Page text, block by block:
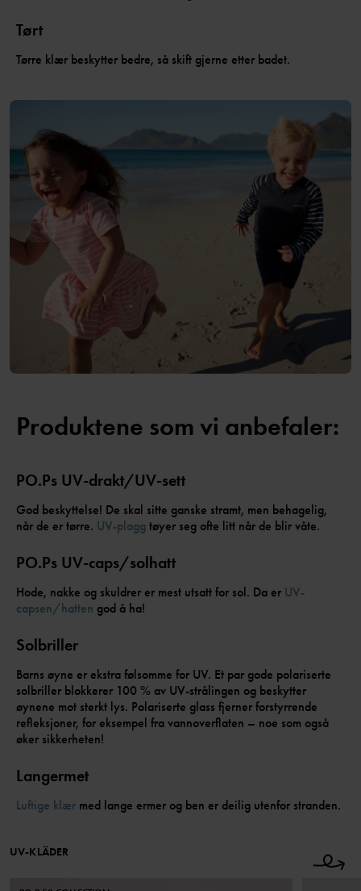
Tørt
Tørre klær beskytter bedre, så skift gjerne etter badet.
Produktene som vi anbefaler:
PO.Ps UV-drakt/UV-sett
God beskyttelse! De skal sitte ganske stramt, men behagelig,
når de er tørre. UV-plagg tøyer seg ofte litt når de blir våte.
PO.Ps UV-caps/solhatt
Hode, nakke og skuldrer er mest utsatt for sol. Da er UV-
capsen/hatten god å ha!
Solbriller
Barns øyne er ekstra følsomme for UV. Et par gode polariserte
solbriller blokkerer 100 % av UV-strålingen og beskytter
øynene mot sterkt lys. Polariserte glass fjerner forstyrrende
refleksjoner, for eksempel fra vannoverflaten – noe som også
øker sikkerheten!
Langermet
Luftige klær med lange ermer og ben er deilig utenfor stranden.
UV-KLÄDER